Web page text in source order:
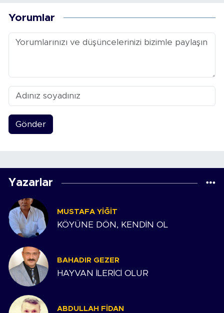
Yorumlar
Gönder
Yazarlar
MUSTAFA YIĞIT
KÖYÜNE DÖN, KENDİN OL
BAHADIR GEZER
HAYVAN İLERİCİ OLUR
ABDULLAH FIDAN